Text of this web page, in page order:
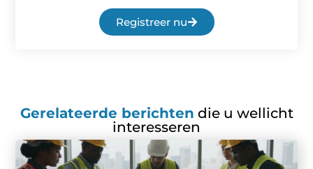
Registreer nu
Gerelateerde berichten die u wellicht
interesseren